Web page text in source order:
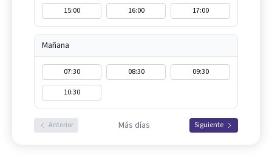
15:00 16:00 17:00
Mañana
07:30 08:30
09:30
10:30
Anterior Más días Siguiente